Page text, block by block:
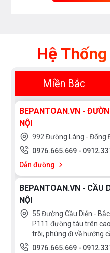
Hệ
Miền Bắc
BEPANTOAN.VN -
NỘI
992 Đường Láng - Đống
0976.665.669 -
Dẫn đường
BEPANTOAN.VN - CẦU
NỘI
55 Đường Cầu Diễn -
P111 đường tàu trên
trôi, phùng đi về hướng
0976.665.669 -